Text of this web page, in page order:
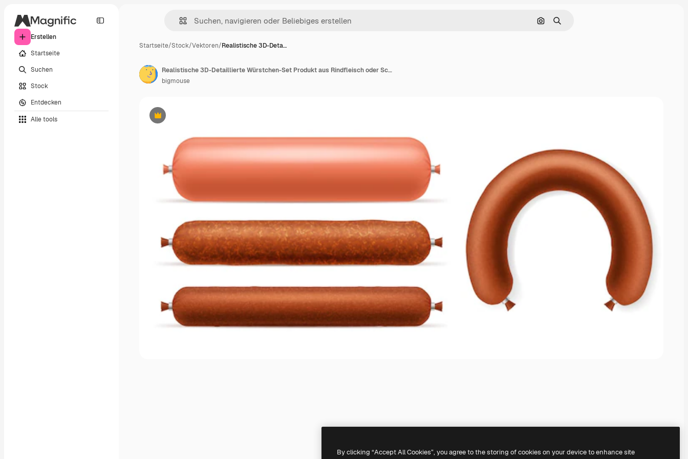
Erstellen
Startseite
Suchen
Stock
Entdecken
Alle tools
Nach Bild suchen
Suchen
Startseite/Stock/Vektoren/Realistische 3D-Deta…
Premium
Realistische 3D-Detaillierte Würstchen-Set Produkt aus Rindfleisch oder Schweinefleisch Vektor-Illustration von Würstchen
bigmouse
By clicking “Accept All Cookies”, you agree to the storing of cookies on your device to enhance site